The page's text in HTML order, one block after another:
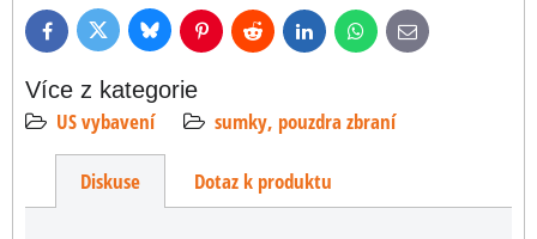
FacebookTwitter BlueskyPinterestReddit LinkedInWhatsApp
E-
mail
Více z kategorie
US vybavení
sumky, pouzdra zbraní
Diskuse Dotaz k produktu